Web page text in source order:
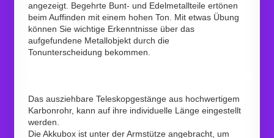
angezeigt. Begehrte Bunt- und Edelmetallteile ertönen
beim Auffinden mit einem hohen Ton. Mit etwas Übung
können Sie wichtige Erkenntnisse über das
aufgefundene Metallobjekt durch die
Tonunterscheidung bekommen.
Das ausziehbare Teleskopgestänge aus hochwertigem
Karbonrohr, kann auf ihre individuelle Länge eingestellt
werden.
Die Akkubox ist unter der Armstütze angebracht, um